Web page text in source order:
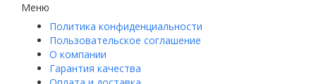
Меню
Политика конфиденциальности
Пользовательское соглашение
О компании
Гарантия качества